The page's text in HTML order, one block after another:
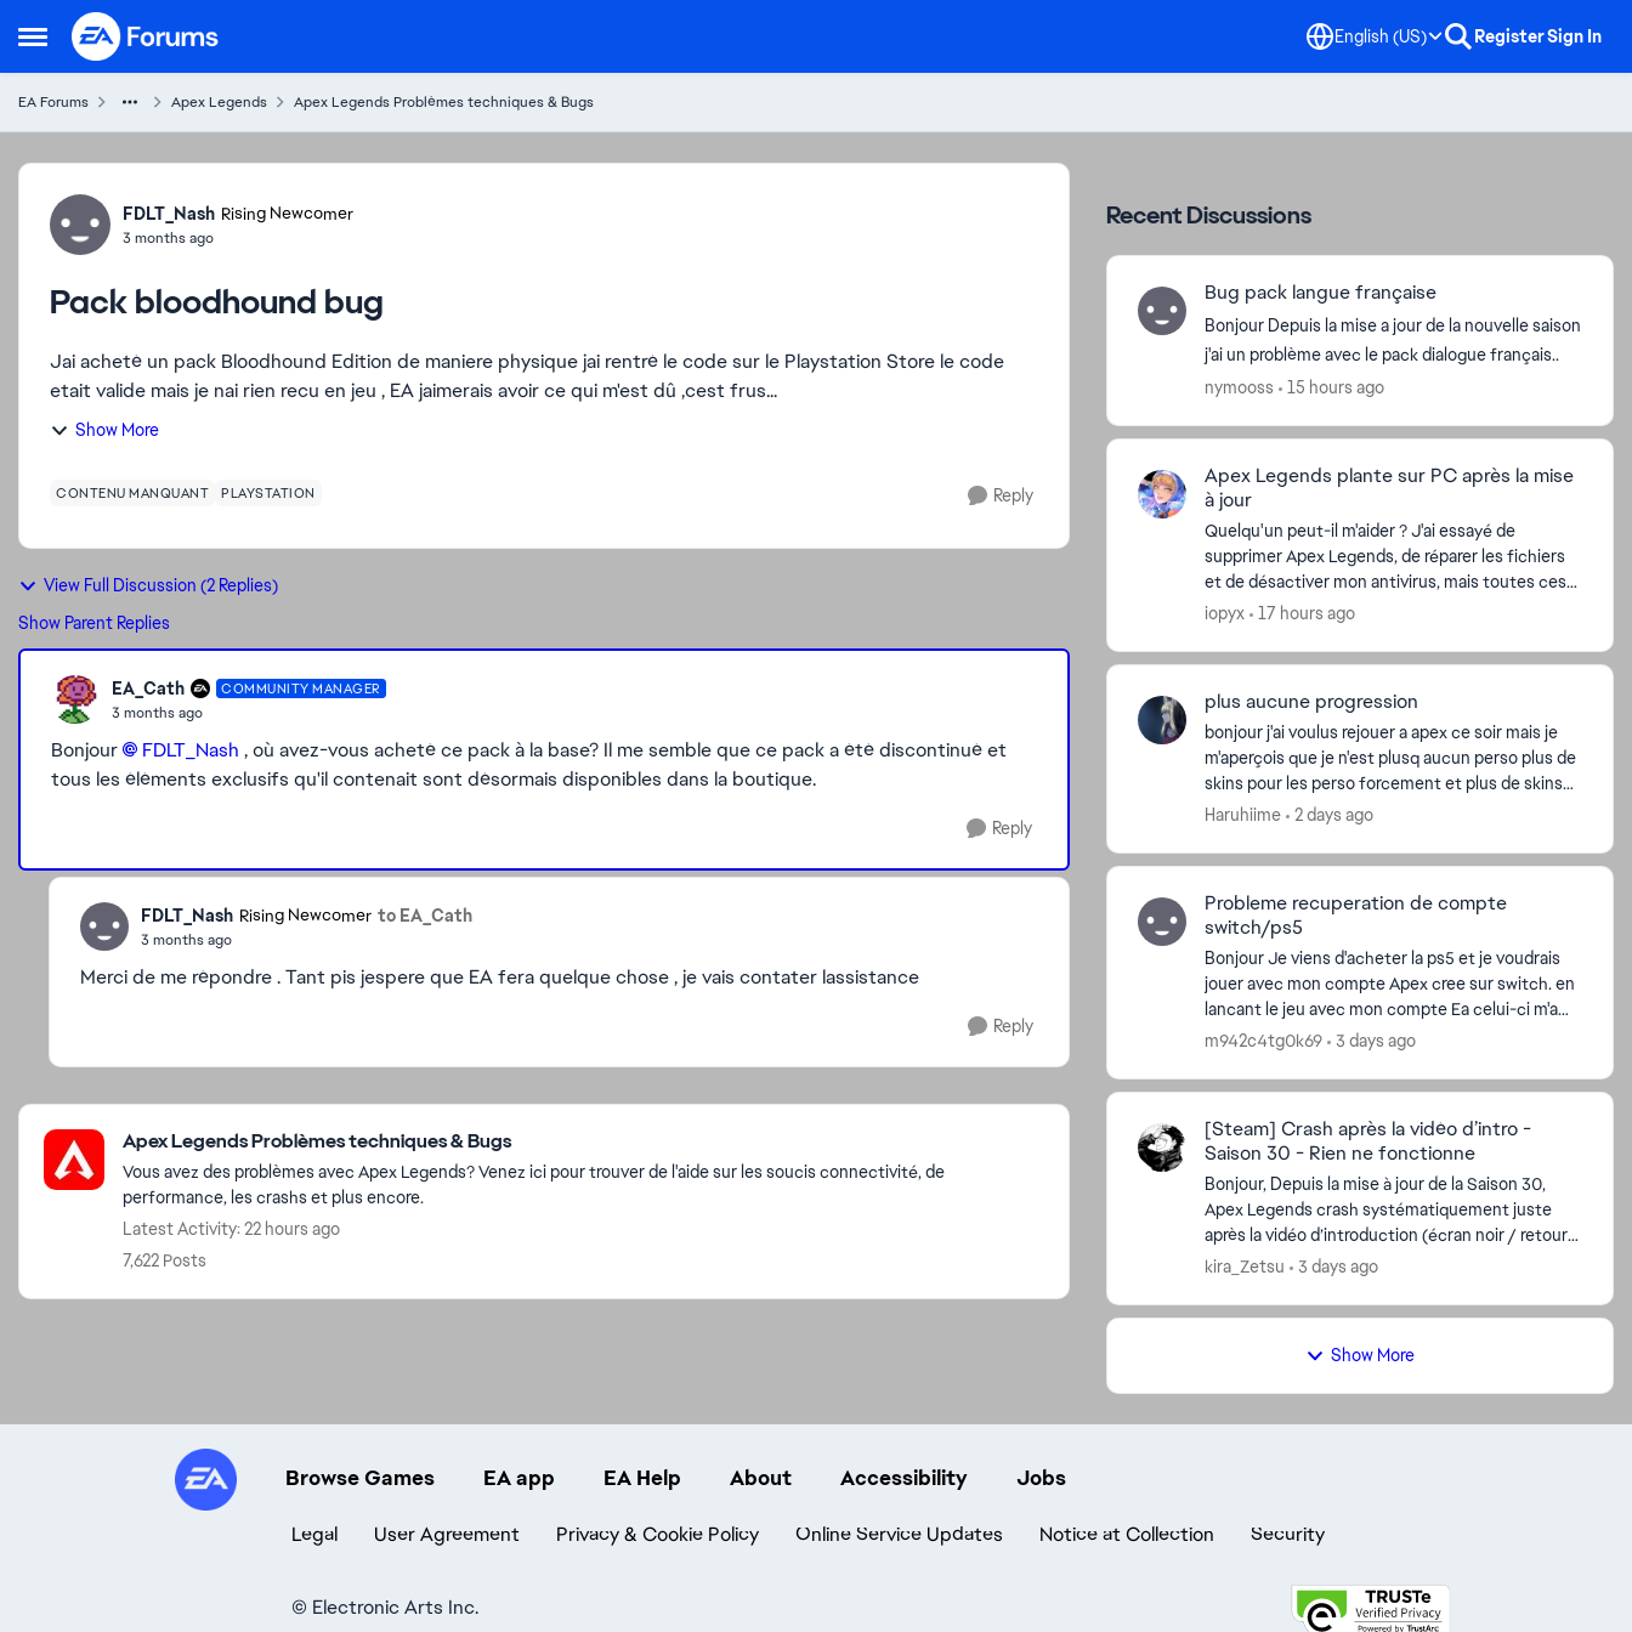
Open Side Menu
Skip to content English (US) RegisterSign In
EA Forums Apex Legends Apex Legends Problèmes techniques & Bugs
Forum Discussion
FDLT_Nash Rising Newcomer
3 months ago
Pack bloodhound bug
Jai acheté un pack Bloodhound Edition de maniere physique jai rentré le code sur le Playstation Store le code
etait valide mais je nai rien recu en jeu , EA jaimerais avoir ce qui m'est dû ,cest frus...
Show More
CONTENU MANQUANT PLAYSTATION Reply
View Full Discussion (2 Replies)
Show Parent Replies
EA_Cath COMMUNITY MANAGER
3 months ago
Bonjour FDLT_Nash​ , où avez-vous acheté ce pack à la base? Il me semble que ce pack a été discontinué et
tous les éléments exclusifs qu'il contenait sont désormais disponibles dans la boutique.
Reply
FDLT_Nash Rising Newcomer to EA_Cath
3 months ago
Merci de me répondre . Tant pis jespere que EA fera quelque chose , je vais contater lassistance
Reply
Featured Places
Apex Legends Problèmes techniques & Bugs
Vous avez des problèmes avec Apex Legends? Venez ici pour trouver de l'aide sur les soucis connectivité, de
performance, les crashs et plus encore.
Latest Activity: 22 hours ago
7,622 Posts
Recent Discussions
Bug pack langue française
Bonjour Depuis la mise a jour de la nouvelle saison
j'ai un problème avec le pack dialogue français..
nymooss
15 hours ago
Apex Legends plante sur PC après la mise
à jour
Quelqu'un peut-il m'aider ? J'ai essayé de
supprimer Apex Legends, de réparer les fichiers
et de désactiver mon antivirus, mais toutes ces
tentatives ont échoué. Mon jeu plante juste
iopyx 17 hours ago
plus aucune progression
bonjour j'ai voulus rejouer a apex ce soir mais je
m'aperçois que je n'est plusq aucun perso plus de
skins pour les perso forcement et plus de skins
d'armes non plus alors que j'ai plus de 2500H sur ...
Haruhiime 2 days ago
Probleme recuperation de compte
switch/ps5
Bonjour Je viens d'acheter la ps5 et je voudrais
jouer avec mon compte Apex cree sur switch. en
lancant le jeu avec mon compte Ea celui-ci m'a
cree un nouveau compte Apex au lieu de
m942c4tg0k69 3 days ago
[Steam] Crash après la vidéo d’intro -
Saison 30 - Rien ne fonctionne
Bonjour, Depuis la mise à jour de la Saison 30,
Apex Legends crash systématiquement juste
après la vidéo d’introduction (écran noir / retour
au bureau sans message d’erreur). Ce que j’ai déjà
kira_Zetsu 3 days ago
Show More
Browse Games EA app EA Help About Accessibility Jobs
Legal User Agreement Privacy & Cookie Policy Online Service Updates Notice at Collection Security
© Electronic Arts Inc.